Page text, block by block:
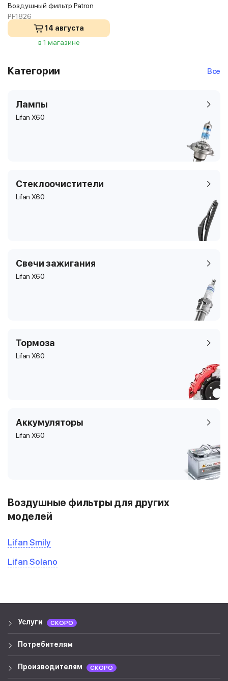
Воздушный фильтр Patron
PF1826
14 августа
в 1 магазине
Категории Все
Лампы
Lifan X60
Стеклоочистители
Lifan X60
Свечи зажигания
Lifan X60
Тормоза
Lifan X60
Аккумуляторы
Lifan X60
Воздушные фильтры для других
моделей
Lifan Smily
Lifan Solano
Услуги СКОРО
Потребителям
Производителям СКОРО